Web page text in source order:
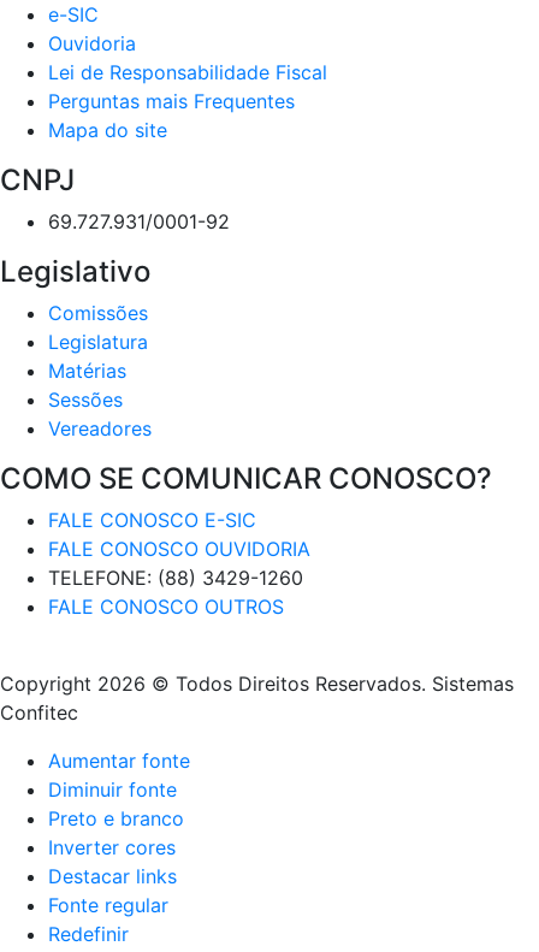
e-SIC
Ouvidoria
Lei de Responsabilidade Fiscal
Perguntas mais Frequentes
Mapa do site
CNPJ
69.727.931/0001-92
Legislativo
Comissões
Legislatura
Matérias
Sessões
Vereadores
COMO SE COMUNICAR CONOSCO?
FALE CONOSCO E-SIC
FALE CONOSCO OUVIDORIA
TELEFONE: (88) 3429-1260
FALE CONOSCO OUTROS
Copyright 2026 © Todos Direitos Reservados. Sistemas
Confitec
Aumentar fonte
Diminuir fonte
Preto e branco
Inverter cores
Destacar links
Fonte regular
Redefinir